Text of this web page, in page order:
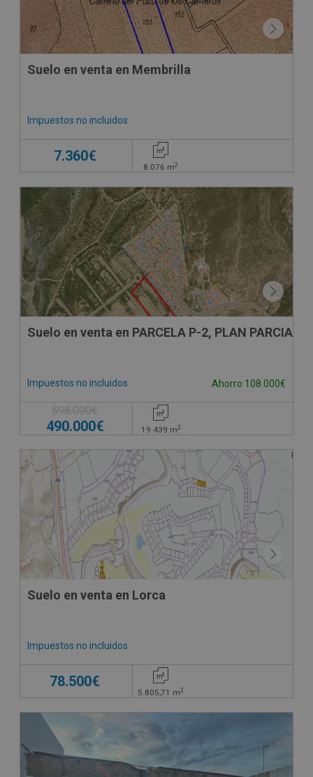
Suelo en venta en Membrilla
Impuestos no incluidos
7.360€
8.076 m2
Suelo en venta en PARCELA P-2, PLAN PARCIAL
Impuestos no incluidos Ahorro 108.000€
598.000€
490.000€ 19.439 m2
Suelo en venta en Lorca
Impuestos no incluidos
78.500€
5.805,71 m2